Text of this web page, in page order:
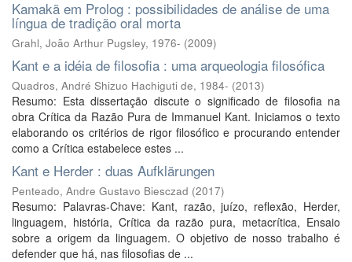
Kamakã em Prolog : possibilidades de análise de uma
língua de tradição oral morta
Grahl, João Arthur Pugsley, 1976- (2009)
Kant e a idéia de filosofia : uma arqueologia filosófica
Quadros, André Shizuo Hachiguti de, 1984- (2013)
Resumo: Esta dissertação discute o significado de filosofia na
obra Crítica da Razão Pura de Immanuel Kant. Iniciamos o texto
elaborando os critérios de rigor filosófico e procurando entender
como a Crítica estabelece estes ...
Kant e Herder : duas Aufklärungen
Penteado, Andre Gustavo Biesczad (2017)
Resumo: Palavras-Chave: Kant, razão, juízo, reflexão, Herder,
linguagem, história, Crítica da razão pura, metacrítica, Ensaio
sobre a origem da linguagem. O objetivo de nosso trabalho é
defender que há, nas filosofias de ...